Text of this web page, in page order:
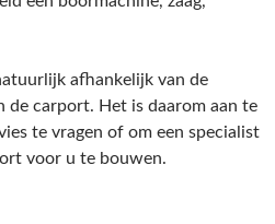
afhankelijk van de
de carport. Het is daarom aan te
te vragen of om een specialist
voor u te bouwen.